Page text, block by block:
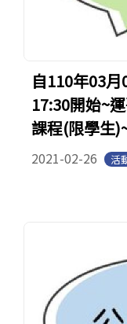
自110年03
17:30開始~
課程(限學生
2021-02-26 活